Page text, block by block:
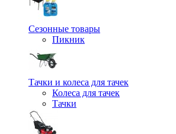
Сезонные товары
Пикник
Тачки и колеса для тачек
Колеса для тачек
Тачки